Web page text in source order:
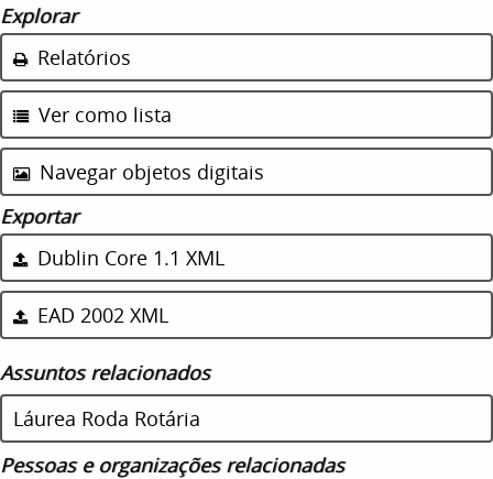
Explorar
Relatórios
Ver como lista
Navegar objetos digitais
Exportar
Dublin Core 1.1 XML
EAD 2002 XML
Assuntos relacionados
Láurea Roda Rotária
Pessoas e organizações relacionadas